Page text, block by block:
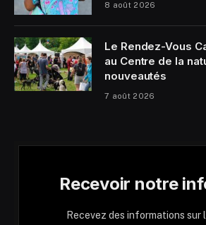
8 août 2026
Le Rendez-Vous
au Centre de la
nouveautés
7 août 2026
Recevoir notre
Recevez des informations sur